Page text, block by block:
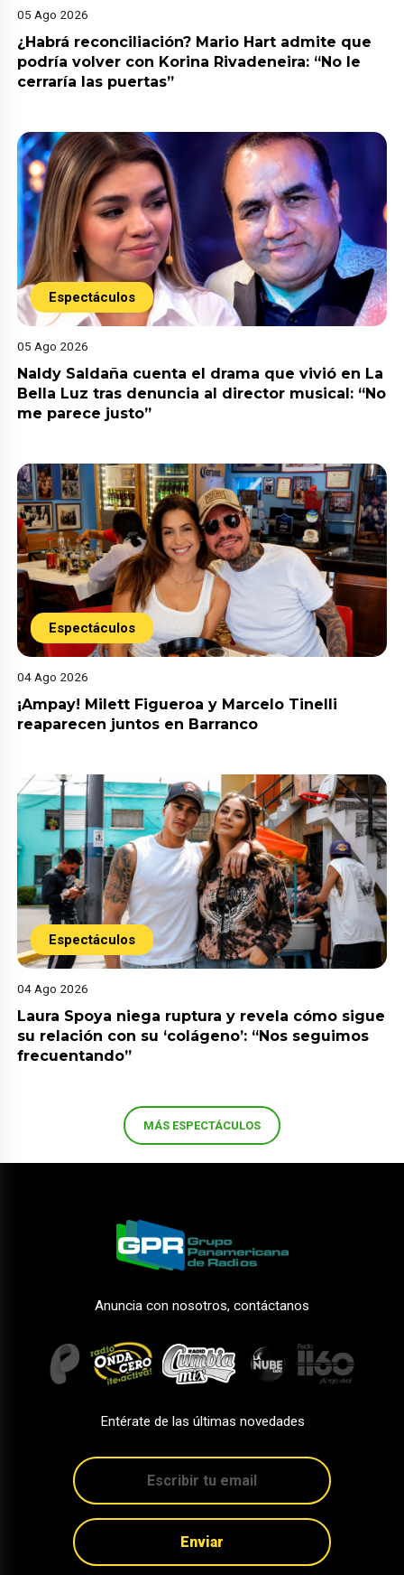
05 Ago 2026
¿Habrá reconciliación? Mario Hart admite que
podría volver con Korina Rivadeneira: “No le
cerraría las puertas”
Espectáculos
05 Ago 2026
Naldy Saldaña cuenta el drama que vivió en La
Bella Luz tras denuncia al director musical: “No
me parece justo”
Espectáculos
04 Ago 2026
¡Ampay! Milett Figueroa y Marcelo Tinelli
reaparecen juntos en Barranco
Espectáculos
04 Ago 2026
Laura Spoya niega ruptura y revela cómo sigue
su relación con su ‘colágeno’: “Nos seguimos
frecuentando”
MÁS ESPECTÁCULOS
Anuncia con nosotros, contáctanos
Entérate de las últimas novedades
Enviar